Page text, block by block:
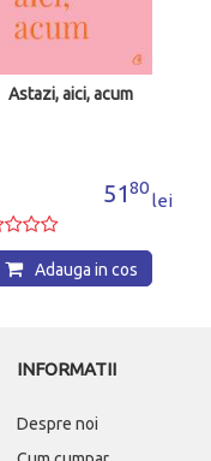
Astazi, aici, acum
5180
lei
Adauga in cos
INFORMATII
Despre noi